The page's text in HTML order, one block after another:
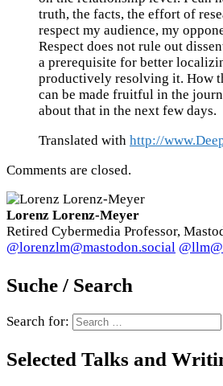
truth, the facts, the effort of
respect my audience, my
Respect does not rule out
a prerequisite for better
productively resolving it. How
can be made fruitful in the
about that in the next few days.
Translated with http://
Comments are closed.
Lorenz Lorenz-Meyer
Retired Cybermedia Professor,
@lorenzlm@mastodon.social
Suche / Search
Search for:
Selected Talks and